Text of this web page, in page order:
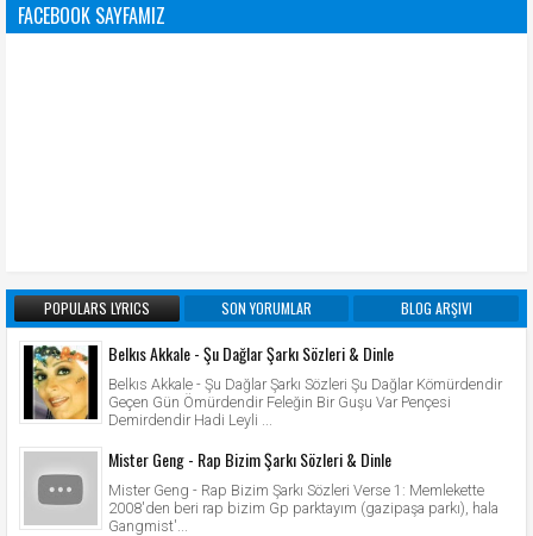
FACEBOOK SAYFAMIZ
POPULARS LYRICS SON YORUMLAR BLOG ARŞIVI
Belkıs Akkale - Şu Dağlar Şarkı Sözleri & Dinle
Belkıs Akkale - Şu Dağlar Şarkı Sözleri Şu Dağlar Kömürdendir
Geçen Gün Ömürdendir Feleğin Bir Guşu Var Pençesi
Demirdendir Hadi Leyli ...
Mister Geng - Rap Bizim Şarkı Sözleri & Dinle
Mister Geng - Rap Bizim Şarkı Sözleri Verse 1: Memlekette
2008'den beri rap bizim Gp parktayım (gazipaşa parkı), hala
Gangmist'...